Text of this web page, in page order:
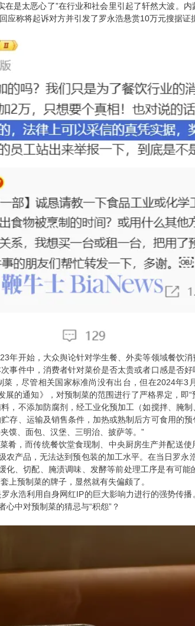
是太恶心了”在行业和社会里引起了轩然大波。
应称将起诉对方并引发了罗永浩悬赏10万元搜据证
年开始，大众舆论针对学生餐、外卖等领域餐饮
事件中，消费者针对菜价是否太贵或者口感是否
，尽管相关国家标准尚没有出台，但在2024年3
展的通知》，对预制菜的范围进行了严格界定，即
，不添加防腐剂，经工业化预加工（如搅拌、腌
存、运输及销售条件，加热或熟制后方可食用的
馍、面包、汉堡、三明治、披萨等。”
肴，而传统餐饮堂食现制、中央厨房生产并配送使
产品，无法达到预包装的加工水平。在当日罗永
化、切配、腌渍调味、发酵等前处理工序是有可
上预制菜的牌子，显然就有失偏颇了。
永浩利用自身网红IP的巨大影响力进行的强势传
心中对预制菜的猜忌与“积怨”？